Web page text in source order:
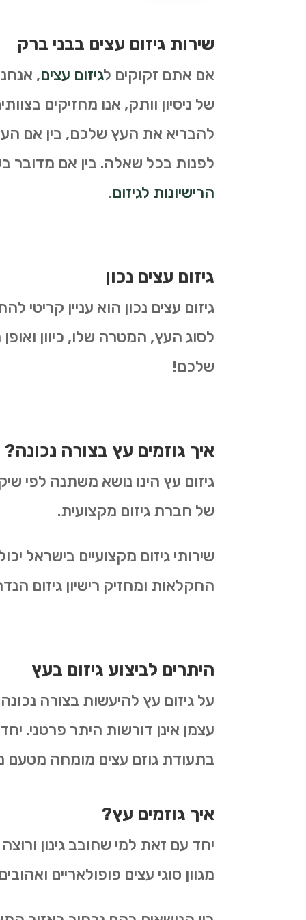
שירות גיזום עצים בבני ברק
אם אתם זקוקים לגיזום עצים,
של ניסיון וותק, אנו מחזיקים
להבריא את העץ שלכם, בין אם
לפנות בכל שאלה. בין אם מדובר
הרישיונות לגיזום.
גיזום עצים נכון
גיזום עצים נכון הוא עניין
לסוג העץ, המטרה שלו, כיוון
שלכם!
איך גוזמים עץ בצורה נכונה?
גיזום עץ הינו נושא משתנה לפי
של חברת גיזום מקצועית.
שירותי גיזום מקצועיים בישראל
החקלאות ומחזיק רישיון גיזום
היתרים לביצוע גיזום בעץ
על גיזום עץ להיעשות בצורה
עצמן אינן דורשות היתר פרטני.
בתעודת גוזם עצים מומחה
איך גוזמים עץ?
יחד עם זאת למי שחובב גינון
מגוון סוגי עצים פופולאריים